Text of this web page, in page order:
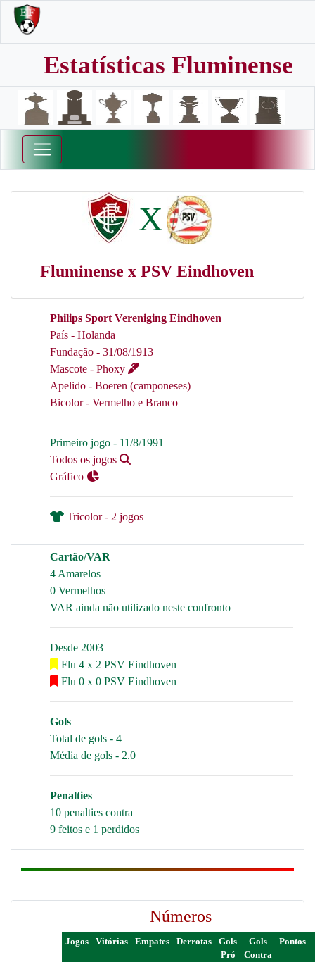
Estatísticas Fluminense
X
Fluminense x PSV Eindhoven
Philips Sport Vereniging Eindhoven
País - Holanda
Fundação - 31/08/1913
Mascote - Phoxy
Apelido - Boeren (camponeses)
Bicolor - Vermelho e Branco
Primeiro jogo - 11/8/1991
Todos os jogos
Gráfico
Tricolor - 2 jogos
Cartão/VAR
4 Amarelos
0 Vermelhos
VAR ainda não utilizado neste confronto
Desde 2003
Flu 4 x 2 PSV Eindhoven
Flu 0 x 0 PSV Eindhoven
Gols
Total de gols - 4
Média de gols - 2.0
Penalties
10 penalties contra
9 feitos e 1 perdidos
Números
Jogos Vitórias Empates Derrotas
Gols
Pró
Gols
Contra
Pontos